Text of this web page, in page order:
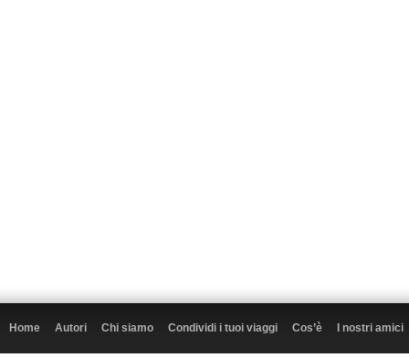
Home Autori Chi siamo Condividi i tuoi viaggi Cos’è I nostri amici